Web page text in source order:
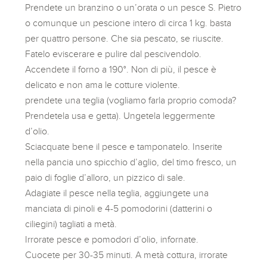
Prendete un branzino o un’orata o un pesce S. Pietro
o comunque un pescione intero di circa 1 kg. basta
per quattro persone. Che sia pescato, se riuscite.
Fatelo eviscerare e pulire dal pescivendolo.
Accendete il forno a 190°. Non di più, il pesce è
delicato e non ama le cotture violente.
prendete una teglia (vogliamo farla proprio comoda?
Prendetela usa e getta). Ungetela leggermente
d’olio.
Sciacquate bene il pesce e tamponatelo. Inserite
nella pancia uno spicchio d’aglio, del timo fresco, un
paio di foglie d’alloro, un pizzico di sale.
Adagiate il pesce nella teglia, aggiungete una
manciata di pinoli e 4-5 pomodorini (datterini o
ciliegini) tagliati a metà.
Irrorate pesce e pomodori d’olio, infornate.
Cuocete per 30-35 minuti. A metà cottura, irrorate